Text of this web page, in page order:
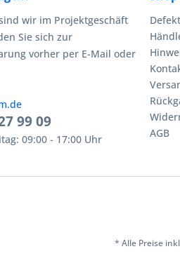
wir im Projektgeschäft
Sie sich zur
vorher per E-Mail oder
99 09
09:00 - 17:00 Uhr
AGB
* Alle Preise